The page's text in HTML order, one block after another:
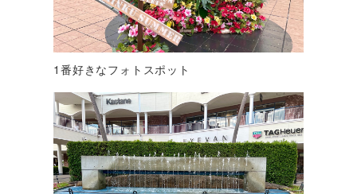
1番好きなフォトスポット